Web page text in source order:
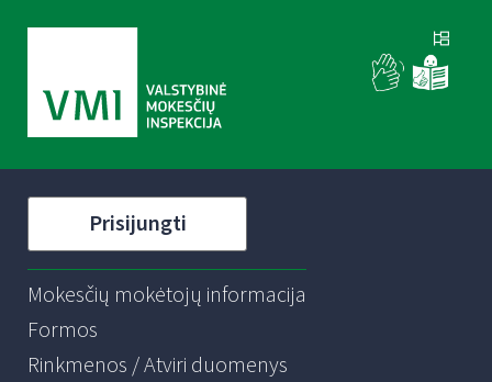
Prisijungti
Mokesčių mokėtojų informacija
Formos
Rinkmenos / Atviri duomenys